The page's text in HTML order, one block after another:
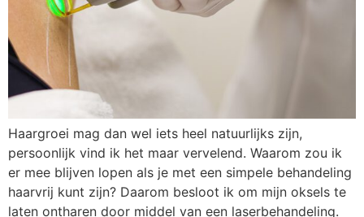
Haargroei mag dan wel iets heel natuurlijks zijn,
persoonlijk vind ik het maar vervelend. Waarom zou ik
er mee blijven lopen als je met een simpele behandeling
haarvrij kunt zijn? Daarom besloot ik om mijn oksels te
laten ontharen door middel van een laserbehandeling.